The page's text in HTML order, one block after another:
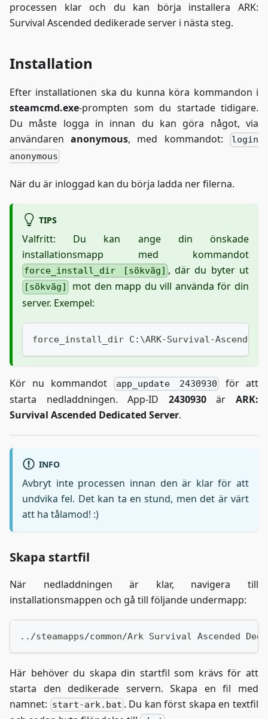
processen klar och du kan börja installera ARK:
Survival Ascended dedikerade server i nästa steg.
Installation
Efter installationen ska du kunna köra kommandon i
steamcmd.exe-prompten som du startade tidigare.
Du måste logga in innan du kan göra något, via
användarenanonymous, med kommandot:
login
anonymous
När du är inloggad kan du börja ladda ner filerna.
TIPS
Valfritt: Du kan ange din önskade
installationsmapp med kommandot
force_install_dir [sökväg] , där du byter ut
[sökväg]
mot den mapp du vill använda för din
server. Exempel:
force_install_dir C:\ARK-Survival-Ascended-
Kör nu kommandot app_update 2430930 för att
starta nedladdningen. App-ID 2430930ärARK:
Survival Ascended Dedicated Server.
INFO
Avbryt inte processen innan den är klar för att
undvika fel. Det kan ta en stund, men det är värt
att ha tålamod! :)
Skapa startfil
När nedladdningen är klar, navigera till
installationsmappen och gå till följande undermapp:
../steamapps/common/Ark Survival Ascended
Här behöver du skapa din startfil som krävs för att
starta den dedikerade servern. Skapa en fil med
namnet: start-ark.bat . Du kan först skapa en textfil